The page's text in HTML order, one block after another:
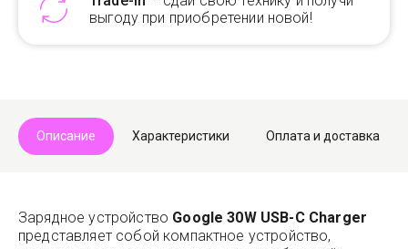
выгоду при приобретении новой!
Описание Характеристики Оплата и доставка
Зарядное устройство Google 30W USB-C Charger
представляет собой компактное устройство,